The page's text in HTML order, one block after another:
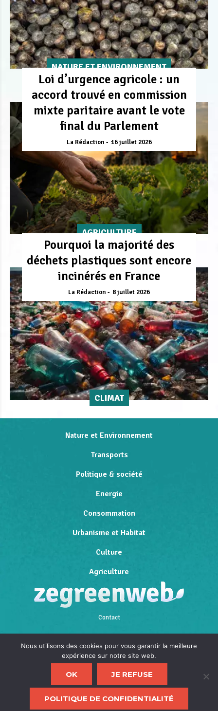
NATURE ET ENVIRONNEMENT
Loi d’urgence agricole : un
accord trouvé en commission
mixte paritaire avant le vote
final du Parlement
La Rédaction 16 juillet 2026
AGRICULTURE
Pourquoi la majorité des
déchets plastiques sont encore
incinérés en France
La Rédaction 8 juillet 2026
CLIMAT
Nature et Environnement
Transports
Politique & société
Energie
Consommation
Urbanisme et Habitat
Culture
Agriculture
Contact
Mentions légales
Politique de confidentialité
Nous utilisons des cookies pour vous garantir la meilleure
expérience sur notre site web.
OK JE REFUSE
POLITIQUE DE CONFIDENTIALITÉ